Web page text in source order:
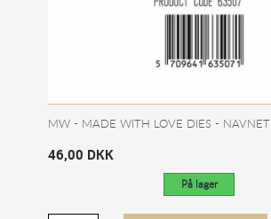
MW - MADE WITH LOVE DIES - NAVNET
46,00 DKK
På lager